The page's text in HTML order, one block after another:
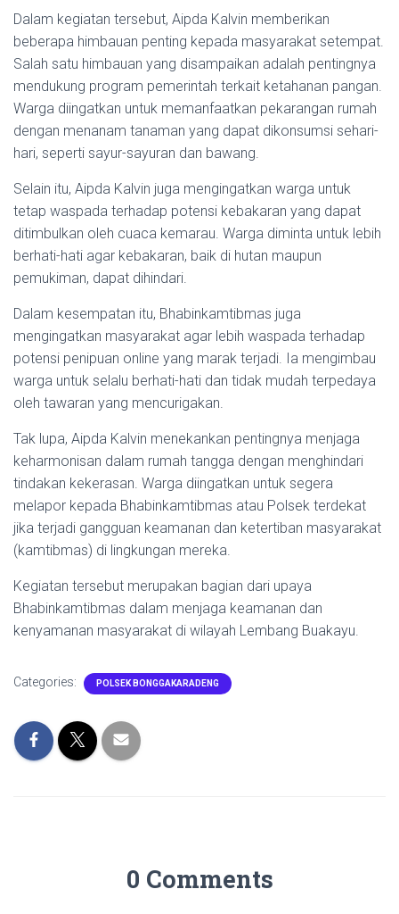
Dalam kegiatan tersebut, Aipda Kalvin memberikan
beberapa himbauan penting kepada masyarakat setempat.
Salah satu himbauan yang disampaikan adalah pentingnya
mendukung program pemerintah terkait ketahanan pangan.
Warga diingatkan untuk memanfaatkan pekarangan rumah
dengan menanam tanaman yang dapat dikonsumsi sehari-
hari, seperti sayur-sayuran dan bawang.
Selain itu, Aipda Kalvin juga mengingatkan warga untuk
tetap waspada terhadap potensi kebakaran yang dapat
ditimbulkan oleh cuaca kemarau. Warga diminta untuk lebih
berhati-hati agar kebakaran, baik di hutan maupun
pemukiman, dapat dihindari.
Dalam kesempatan itu, Bhabinkamtibmas juga
mengingatkan masyarakat agar lebih waspada terhadap
potensi penipuan online yang marak terjadi. Ia mengimbau
warga untuk selalu berhati-hati dan tidak mudah terpedaya
oleh tawaran yang mencurigakan.
Tak lupa, Aipda Kalvin menekankan pentingnya menjaga
keharmonisan dalam rumah tangga dengan menghindari
tindakan kekerasan. Warga diingatkan untuk segera
melapor kepada Bhabinkamtibmas atau Polsek terdekat
jika terjadi gangguan keamanan dan ketertiban masyarakat
(kamtibmas) di lingkungan mereka.
Kegiatan tersebut merupakan bagian dari upaya
Bhabinkamtibmas dalam menjaga keamanan dan
kenyamanan masyarakat di wilayah Lembang Buakayu.
Categories: POLSEK BONGGAKARADENG
0 Comments